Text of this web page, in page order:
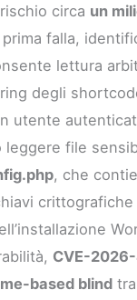
circa un
prima falla,
lettura
degli
utente
leggere file
, che
CVE-
based blind